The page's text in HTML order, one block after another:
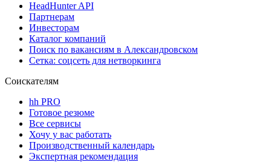
HeadHunter API
Партнерам
Инвесторам
Каталог компаний
Поиск по вакансиям в Александровском
Сетка: соцсеть для нетворкинга
Соискателям
hh PRO
Готовое резюме
Все сервисы
Хочу у вас работать
Производственный календарь
Экспертная рекомендация